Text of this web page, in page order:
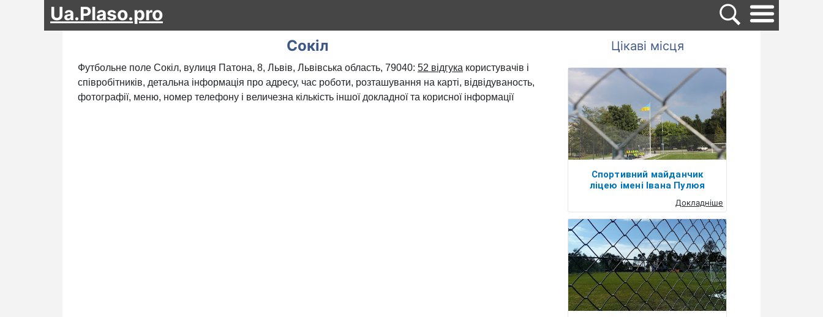
Ua.Plaso.pro
Сокіл
Футбольне поле Сокіл, вулиця Патона, 8, Львів, Львівська область, 79040: 52 відгука користувачів і
співробітників, детальна інформація про адресу, час роботи, розташування на карті, відвідуваность,
фотографії, меню, номер телефону і величезна кількість іншої докладної та корисної інформації
Цікаві місця
Спортивний майданчик
ліцею імені Івана Пулюя
Докладніше